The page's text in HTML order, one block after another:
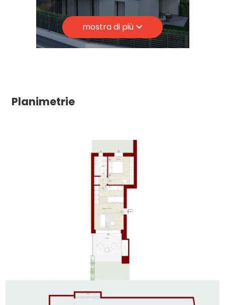
Anno di costruzione: 2025
Stato attuale: In costruzione
Terrazzo: Presente, 16 mq
Posizione: Centrale
mostra di più
Planimetrie
Giardino
Posto auto/Box
Ascensore